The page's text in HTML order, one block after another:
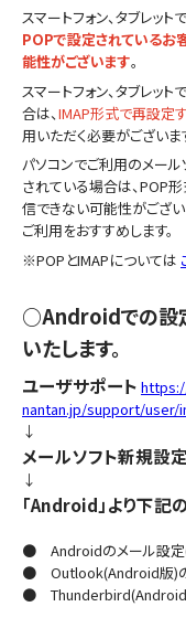
スマートフォン、タブレッ
POPで設定されているお
能性がございます。
スマートフォン、タブレッ
合は、IMAP形式で再設定
用いただく必要がございま
パソコンでご利用のメー
されている場合は、POP
信できない可能性がござ
ご利用をおすすめします。
※POPとIMAPについては
○Androidでの設
いたします。
ユーザサポート
nantan.jp/support/
↓
メールソフト新規設定
↓
「Android」より下記
● Androidのメール設定
● Outlook(Android版)の
● Thunderbird(Android